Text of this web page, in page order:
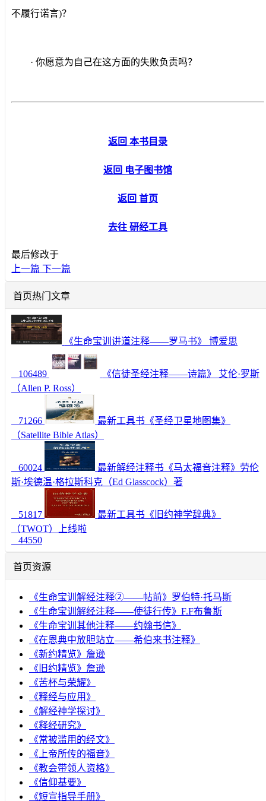
不履行诺言)？
· 你愿意为自己在这方面的失败负责吗？
返回 本书目录
返回 电子图书馆
返回 首页
去往 研经工具
最后修改于
上一篇 下一篇
首页热门文章
《生命宝训讲道注释——罗马书》 博爱思
106489
《信徒圣经注释——诗篇》 艾伦·罗斯
（Allen P. Ross）
71266
最新工具书《圣经卫星地图集》
（Satellite Bible Atlas）
60024
最新解经注释书《马太福音注释》劳伦
斯·埃德温·格拉斯科克（Ed Glasscock）著
51817
最新工具书《旧约神学辞典》
（TWOT）上线啦
44550
首页资源
《生命宝训解经注释②——帖前》罗伯特·托马斯
《生命宝训解经注释——使徒行传》F.F布鲁斯
《生命宝训其他注释——约翰书信》
《在恩典中放胆站立——希伯来书注释》
《新约精览》詹逊
《旧约精览》詹逊
《苦杯与荣耀》
《释经与应用》
《解经神学探讨》
《释经研究》
《常被滥用的经文》
《上帝所传的福音》
《教会带领人资格》
《信仰基要》
《短宣指导手册》